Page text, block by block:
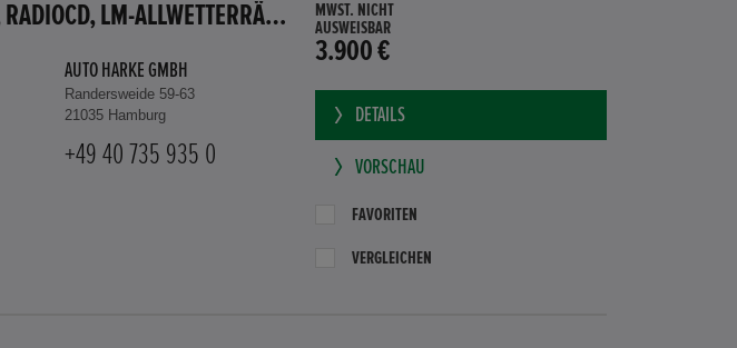
HONDA JAZZ 1.4 ES SPORT KLIMA, RADIOCD, LM-ALLWETTERRÄDER, PRIVACY
AUTO HARKE GMBH
Randersweide 59-63
21035 Hamburg
+49 40 735 935 0
MWST. NICHT
AUSWEISBAR
3.900 €
DETAILS
VORSCHAU
FAVORITEN
VERGLEICHEN